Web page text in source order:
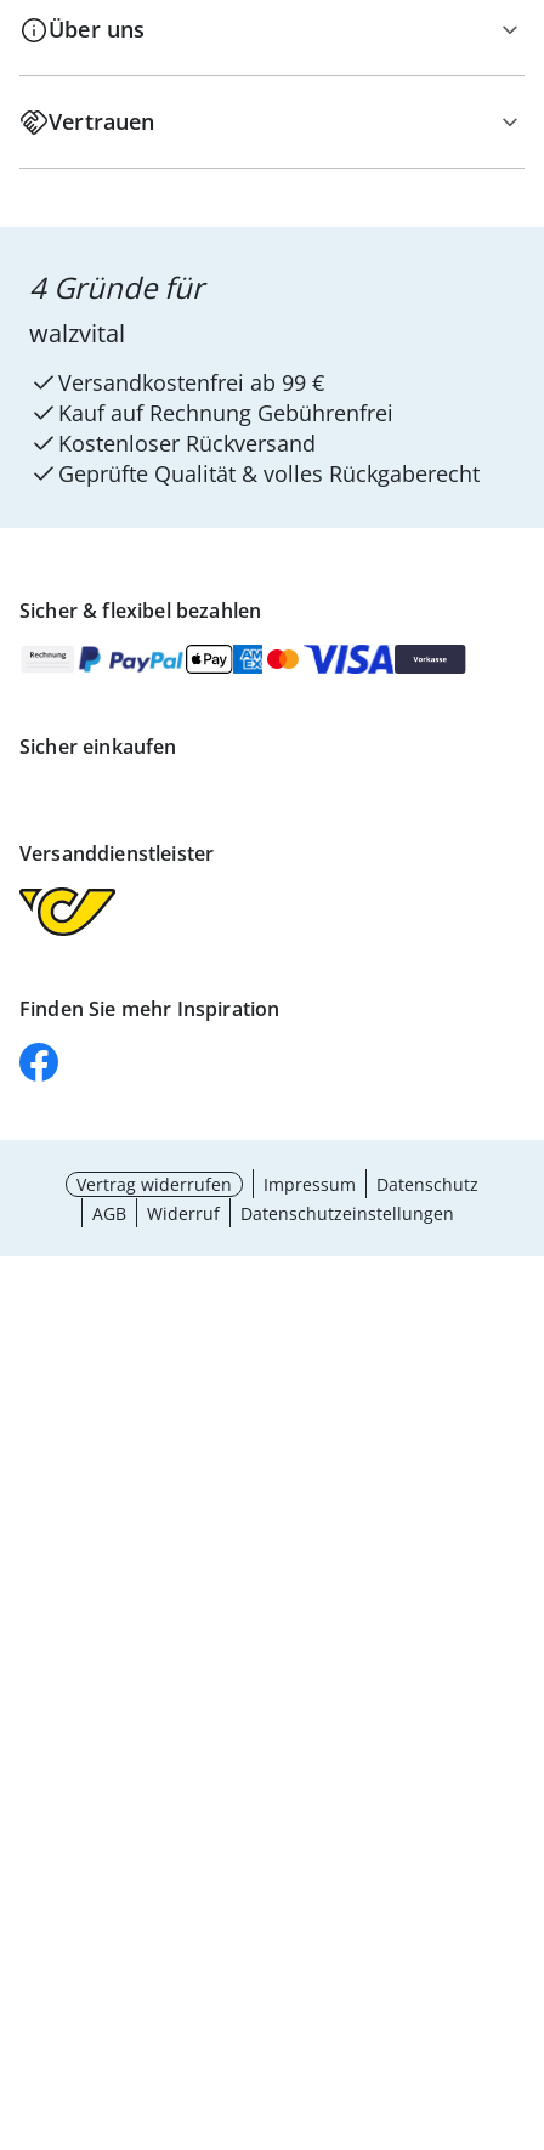
Über uns
Vertrauen
Sicher & flexibel bezahlen
Sicher einkaufen
Versanddienstleister
Finden Sie mehr Inspiration
4 Gründe für
walzvital
Versandkostenfrei ab 99 €
Kauf auf Rechnung Gebührenfrei
Kostenloser Rückversand
Geprüfte Qualität & volles Rückgaberecht
Vertrag widerrufen Impressum
Datenschutz
AGB
Widerruf Datenschutzeinstellungen